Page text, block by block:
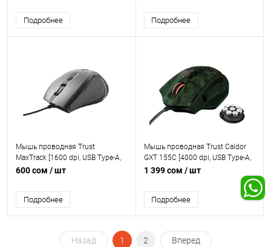
Подробнее Подробнее
Мышь проводная Trust
MaxTrack [1600 dpi, USB Type-A,
кнопки - 6]
600 сом / шт
Подробнее
Мышь проводная Trust Caldor
GXT 155C [4000 dpi, USB Type-A,
кнопки - 11]
1 399 сом / шт
Подробнее
Назад 1 2 Вперед